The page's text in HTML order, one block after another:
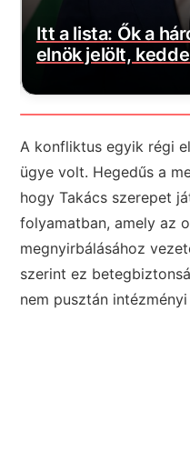
Az ismert
vezetik szerinte a
senki nem
A konfliktus egyik régi
ügye volt. Hegedűs a
hogy Takács szerepet
folyamatban, amely az
megnyirbálásához
szerint ez
nem pusztán